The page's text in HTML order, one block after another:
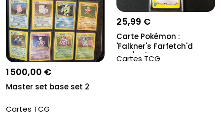
1 500,00 €
Master set base set 2
Cartes TCG
25,99 €
Carte Pokémon :
'Falkner's Farfetch'd
003/141', Gr...
Cartes TCG